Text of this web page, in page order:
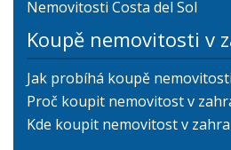
Nemovitosti Costa del Sol
Koupě nemovitosti v
Jak probíhá koupě
Proč koupit nemovitost v
Kde koupit nemovitost v